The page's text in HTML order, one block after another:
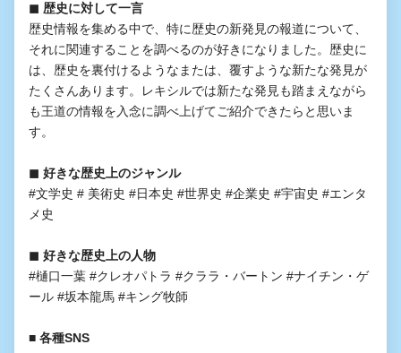
◼︎ 歴史に対して一言
歴史情報を集める中で、特に歴史の新発見の報道について、
それに関連することを調べるのが好きになりました。歴史に
は、歴史を裏付けるようなまたは、覆すような新たな発見が
たくさんあります。レキシルでは新たな発見も踏まえながら
も王道の情報を入念に調べ上げてご紹介できたらと思いま
す。
◼︎ 好きな歴史上のジャンル
#文学史 # 美術史 #日本史 #世界史 #企業史 #宇宙史 #エンタ
メ史
◼︎ 好きな歴史上の人物
#樋口一葉 #クレオパトラ #クララ・バートン #ナイチン・ゲ
ール #坂本龍馬 #キング牧師
■ 各種SNS